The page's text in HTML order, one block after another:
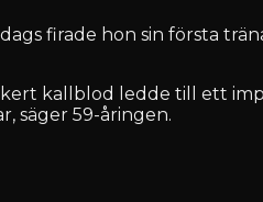
firade hon sin första
kallblod ledde till ett
säger 59-åringen.